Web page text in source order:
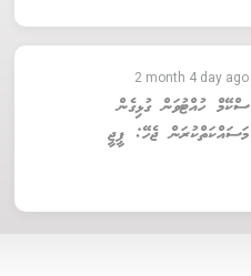
2 month 4 day ago
ސްކޭމް ހުއްޓުވަން ގުޅިގެން
މަސައްކަތްކުރަން ޖެހޭ: ޕީޖީ